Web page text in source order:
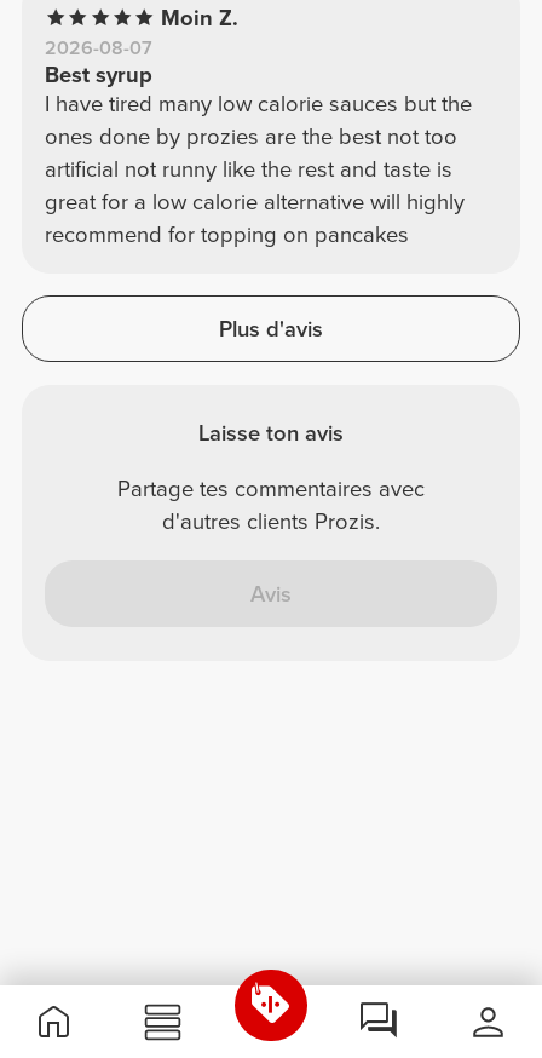
Moin Z.
2026-08-07
Best syrup
I have tired many low calorie sauces but the
ones done by prozies are the best not too
artificial not runny like the rest and taste is
great for a low calorie alternative will highly
recommend for topping on pancakes
Plus d'avis
Laisse ton avis
Partage tes commentaires avec
d'autres clients Prozis.
Avis